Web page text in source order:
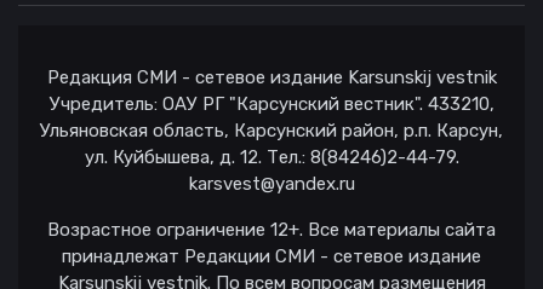
Редакция СМИ - сетевое издание Karsunskij vestnik
Учредитель: ОАУ РГ "Карсунский вестник". 433210,
Ульяновская область, Карсунский район, р.п. Карсун,
ул. Куйбышева, д. 12. Тел.: 8(84246)2-44-79.
karsvest@yandex.ru
Возрастное ограничение 12+. Все материалы сайта
принадлежат Редакции СМИ - сетевое издание
Karsunskij vestnik. По всем вопросам размещения